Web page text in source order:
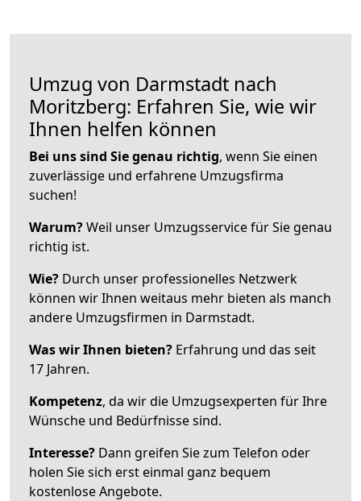
Umzug von Darmstadt nach
Moritzberg: Erfahren Sie, wie wir
Ihnen helfen können
Bei uns sind Sie genau richtig, wenn Sie einen
zuverlässige und erfahrene Umzugsfirma
suchen!
Warum?Weil unser Umzugsservice für Sie genau
richtig ist.
Wie? Durch unser professionelles Netzwerk
können wir Ihnen weitaus mehr bieten als manch
andere Umzugsfirmen in Darmstadt.
Was wir Ihnen bieten? Erfahrung und das seit
17 Jahren.
Kompetenz, da wir die Umzugsexperten für Ihre
Wünsche und Bedürfnisse sind.
Interesse? Dann greifen Sie zum Telefon oder
holen Sie sich erst einmal ganz bequem
kostenlose Angebote.